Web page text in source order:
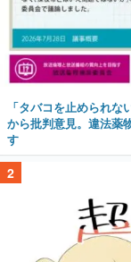
「タバコを止められ
から批判意見。違法薬
す
2